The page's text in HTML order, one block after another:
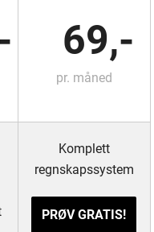
69,-
pr. måned
Komplett
regnskapssystem
PRØV GRATIS!